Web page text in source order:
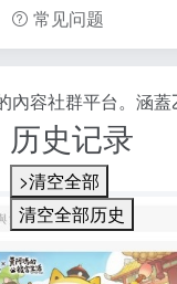
历史记录
>清空全部
清空全部历史
常见问题
內容社群平台。涵